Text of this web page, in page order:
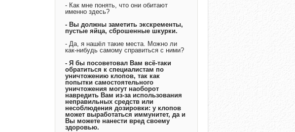
- Как мне понять, что они обитают
именно здесь?
- Вы должны заметить экскременты,
пустые яйца, сброшенные шкурки.
- Да, я нашёл такие места. Можно ли
как-нибудь самому справиться с ними?
- Я бы посоветовал Вам всё-таки
обратиться к специалистам по
уничтожению клопов, так как
попытки самостоятельного
уничтожения могут наоборот
навредить Вам из-за использования
неправильных средств или
несоблюдения дозировки: у клопов
может выработаться иммунитет, да и
Вы можете нанести вред своему
здоровью.